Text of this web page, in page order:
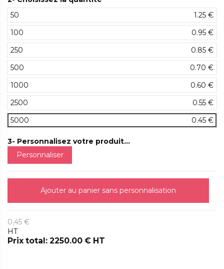
50
1.25 €
100
0.95 €
250
0.85 €
500
0.70 €
1000
0.60 €
2500
0.55 €
5000
0.45 €
3- Personnalisez votre produit...
Personnaliser
Ajouter au panier sans personnalisation
0,45 €
HT
Prix total: 2250.00 € HT